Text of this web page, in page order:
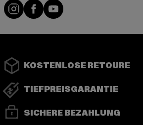
Instagram
FacebookYouTube
KOSTENLOSE RETOURE
TIEFPREISGARANTIE
SICHERE BEZAHLUNG